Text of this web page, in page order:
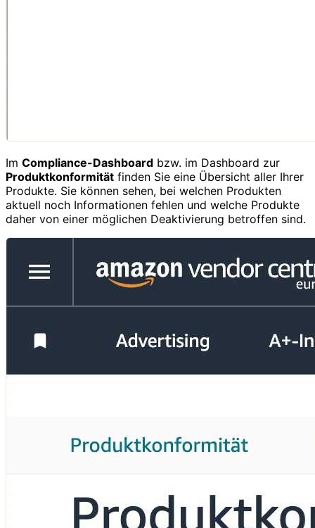
Im Compliance-Dashboard bzw. im Dashboard zur
Produktkonformität finden Sie eine Übersicht aller Ihrer
Produkte. Sie können sehen, bei welchen Produkten
aktuell noch Informationen fehlen und welche Produkte
daher von einer möglichen Deaktivierung betroffen sind.